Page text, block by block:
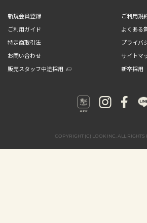
新規会員登録
ご利用規
ご利用ガイド
よくある
特定商取引法
プライバ
お問い合わせ
サイトマ
販売スタッフ中途採用
新卒採用
COPYRIGHT (C) LOOK INC. ALL RIGHTS